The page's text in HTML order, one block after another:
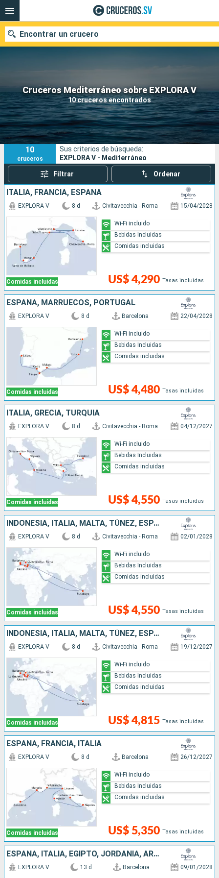
Cruceros Mediterráneo sobre EXPLORA V
10 cruceros encontrados
Encontrar un crucero
Nuestros destinos
Fecha de salida
Puertos Compañías
Buscar
10
cruceros
Sus criterios de búsqueda:
EXPLORA V - Mediterráneo
Filtrar Ordenar
ITALIA, FRANCIA, ESPAÑA
Comidas incluidas
EXPLORA V 8 d Civitavecchia - Roma 15/04/2028
US$ 4,290 Tasas incluidas
Wi-Fi incluido
Bebidas Incluidas
Comidas incluidas
ESPAÑA, MARRUECOS, PORTUGAL
Comidas incluidas
EXPLORA V 8 d Barcelona 22/04/2028
US$ 4,480 Tasas incluidas
Wi-Fi incluido
Bebidas Incluidas
Comidas incluidas
ITALIA, GRECIA, TURQUÍA
Comidas incluidas
EXPLORA V 8 d Civitavecchia - Roma 04/12/2027
US$ 4,550 Tasas incluidas
Wi-Fi incluido
Bebidas Incluidas
Comidas incluidas
INDONESIA, ITALIA, MALTA, TÚNEZ, ESPAÑA
Comidas incluidas
EXPLORA V 8 d Civitavecchia - Roma 02/01/2028
US$ 4,550 Tasas incluidas
Wi-Fi incluido
Bebidas Incluidas
Comidas incluidas
INDONESIA, ITALIA, MALTA, TÚNEZ, ESPAÑA
Comidas incluidas
EXPLORA V 8 d Civitavecchia - Roma 19/12/2027
US$ 4,815 Tasas incluidas
Wi-Fi incluido
Bebidas Incluidas
Comidas incluidas
ESPAÑA, FRANCIA, ITALIA
Comidas incluidas
EXPLORA V 8 d Barcelona 26/12/2027
US$ 5,350 Tasas incluidas
Wi-Fi incluido
Bebidas Incluidas
Comidas incluidas
ESPAÑA, ITALIA, EGIPTO, JORDANIA, ARABIA SAUDÍ
EXPLORA V 13 d Barcelona 09/01/2028